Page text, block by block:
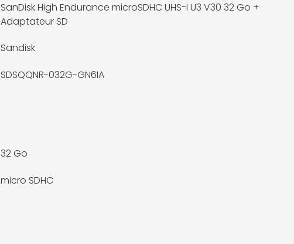
SanDisk High Endurance microSDHC UHS-I U3 V30 32 Go +
Adaptateur SD
Sandisk
SDSQQNR-032G-GN6IA
32 Go
micro SDHC